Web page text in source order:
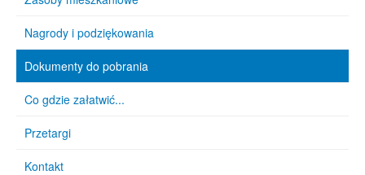
Nagrody i podziękowania
Dokumenty do pobrania
Co gdzie załatwić...
Przetargi
Kontakt